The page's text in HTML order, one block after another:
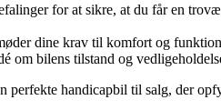
for at sikre, at du får en
dine krav til komfort og
om bilens tilstand og
perfekte handicapbil til salg, der